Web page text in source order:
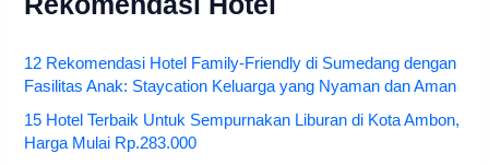
12 Rekomendasi Hotel Family-Friendly di Sumedang dengan
Fasilitas Anak: Staycation Keluarga yang Nyaman dan Aman
15 Hotel Terbaik Untuk Sempurnakan Liburan di Kota Ambon,
Harga Mulai Rp.283.000